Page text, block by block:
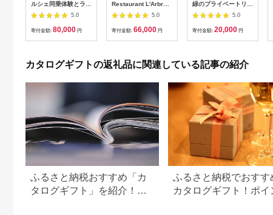
ルシェ同乗体験とラン
チ ペアチケット
（911カレラ）KE008
5.0
寄付金額: 80,000 円
Restaurant L'Arbre
でお使いいただけるお
食事券 18,000円分
【ラルブル】
5.0
寄付金額: 66,000 円
緑のプライベートリゾ
ートレストラン券5，
000点分 008005
5.0
寄付金額: 20,000 円
カタログギフトの返礼品に関連している記事の紹介
ふるさと納税おすすめ「カ
タログギフト」を紹介！本
ふるさと納税でおすす
カタログギフト！ポイ